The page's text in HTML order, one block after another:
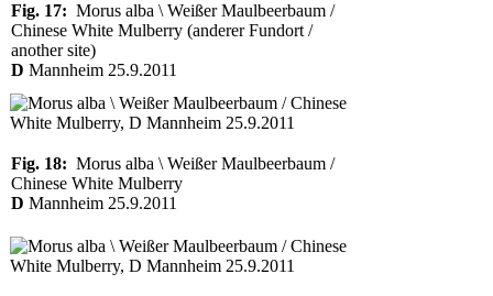
Fig. 17: Morus alba \ Weißer Maulbeerbaum /
Chinese White Mulberry (anderer Fundort /
another site)
D Mannheim 25.9.2011
Fig. 18: Morus alba \ Weißer Maulbeerbaum /
Chinese White Mulberry
D Mannheim 25.9.2011